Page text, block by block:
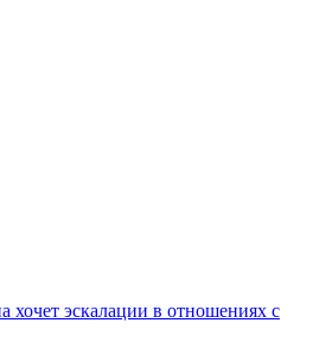
хочет эскалации в отношениях с